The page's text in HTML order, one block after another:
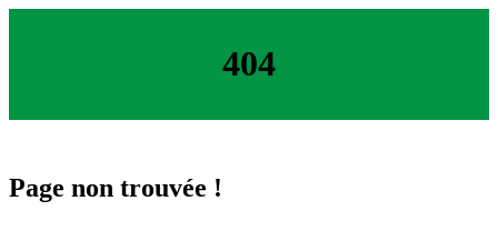
404
Page non trouvée !